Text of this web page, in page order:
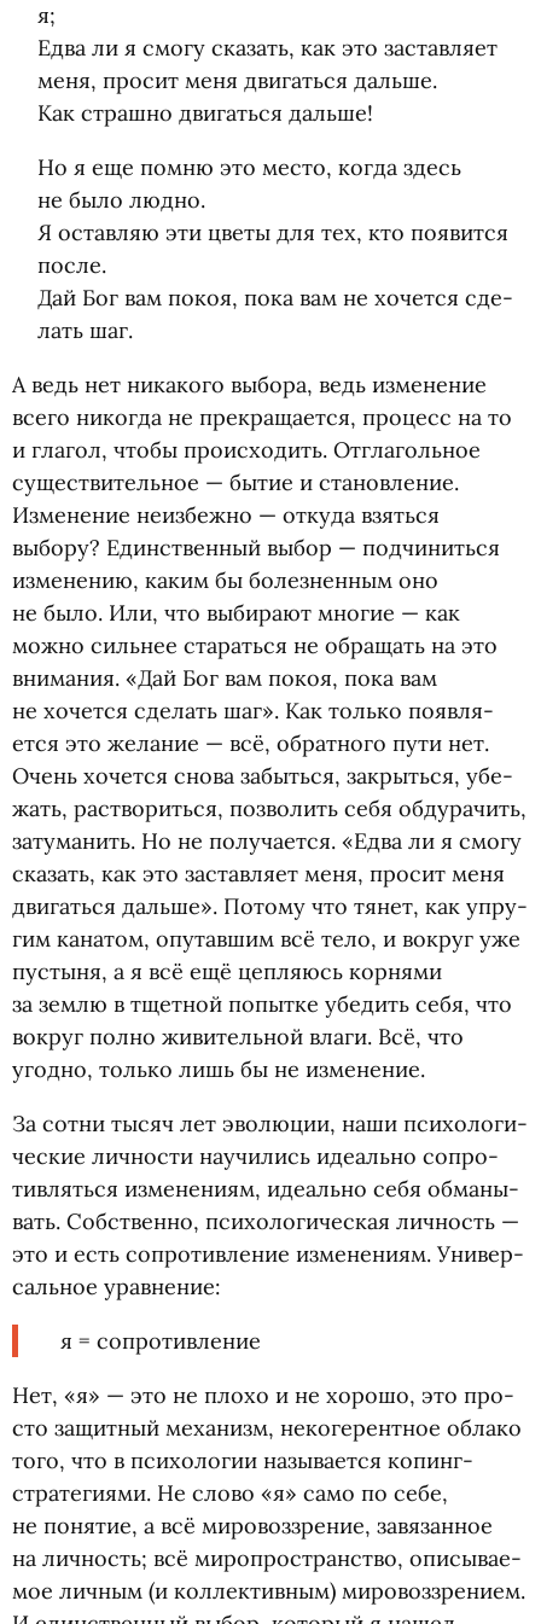
я;
Едва ли я смогу ска­зать, как это застав­ляет
меня, про­сит меня дви­гаться дальше.
Как страшно дви­гаться дальше!
Но я еще помню это место, когда здесь
не было людно.
Я остав­ляю эти цветы для тех, кто появится
после.
Дай Бог вам покоя, пока вам не хочется сде­
лать шаг.
А ведь нет ника­кого выбора, ведь изме­не­ние
всего нико­гда не пре­кра­ща­ется, про­цесс на то
и гла­гол, чтобы происходить. Отгла­голь­ное
суще­стви­тель­ное — бытие и ста­нов­ле­ние.
Изме­не­ние неиз­бежно — откуда взяться
выбору? Единствен­ный выбор — под­чи­ниться
изме­не­нию, каким бы болез­нен­ным оно
не было. Или, что выби­рают многие — как
можно силь­нее ста­раться не обра­щать на это
вни­ма­ния. «Дай Бог вам покоя, пока вам
не хочется сделать шаг». Как только появ­ля­
ется это жела­ние — всё, обрат­ного пути нет.
Очень хочется снова забыться, закрыться, убе­
жать, рас­тво­риться, поз­во­лить себя обду­ра­чить,
зату­ма­нить. Но не полу­ча­ется. «Едва ли я смогу
ска­зать, как это застав­ляет меня, про­сит меня
дви­гаться дальше». Потому что тянет, как упру­
гим кана­том, опу­тав­шим всё тело, и вокруг уже
пустыня, а я всё ещё цеп­ля­юсь кор­нями
за землю в тщет­ной попытке убе­дить себя, что
вокруг полно живи­тель­ной влаги. Всё, что
угодно, только лишь бы не изменение.
За сотни тысяч лет эво­лю­ции, наши пси­хо­ло­ги­
че­ские лич­но­сти научи­лись иде­ально сопро­
тив­ляться изме­не­ниям, иде­ально себя обма­ны­
вать. Соб­ственно, пси­хо­ло­ги­че­ская лич­ность —
это и есть сопро­тив­ле­ние изме­не­ниям. Уни­вер­
саль­ное уравнение:
я = сопротивление
Нет, «я» — это не плохо и не хорошо, это про­
сто защит­ный меха­низм, неко­ге­рент­ное облако
того, что в пси­хо­ло­гии назы­ва­ется копинг-
стратегиями. Не слово «я» само по себе,
не поня­тие, а всё мировоззре­ние, завя­зан­ное
на лич­ность; всё миро­про­стран­ство, опи­сы­ва­е­
мое лич­ным (и кол­лек­тив­ным) миро­воз­зре­нием.